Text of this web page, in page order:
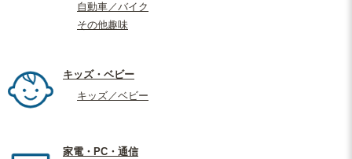
自動車／バイク
その他趣味
キッズ・ベビー
キッズ／ベビー
家電・PC・通信